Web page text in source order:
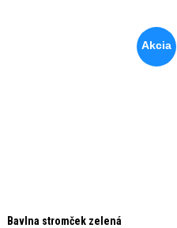
Akcia
Bavlna stromček zelená